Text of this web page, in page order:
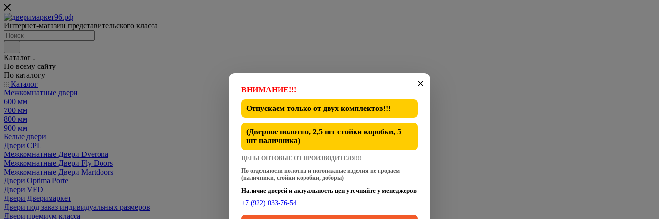
Интернет-магазин представительского класса
Каталог
По всему сайту
По каталогу
Каталог
Межкомнатные двери
600 мм
700 мм
800 мм
900 мм
Белые двери
Двери CPL
Межкомнатные Двери Dverona
Межкомнатные Двери Fly Doors
Межкомнатные Двери Martdoors
Двери Optima Porte
Двери VFD
Двери Дверимаркет
Двери под заказ индивидуальных размеров
Двери премиум класса
✕
ВНИМАНИЕ!!!
Отпускаем только от двух комплектов!!!
(Дверное полотно, 2,5 шт стойки коробки, 5
шт наличника)
ЦЕНЫ ОПТОВЫЕ ОТ ПРОИЗВОДИТЕЛЯ!!!
По отдельности полотна и погонажные изделия не продаем
(наличники, стойки коробки, доборы)
Наличие дверей и актуальность цен уточняйте у менеджеров
+7 (922) 033-76-54